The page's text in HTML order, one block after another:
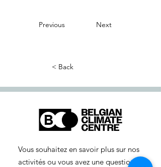
Previous Next
< Back
Vous souhaitez en savoir plus sur nos
activités ou vous avez une question ?